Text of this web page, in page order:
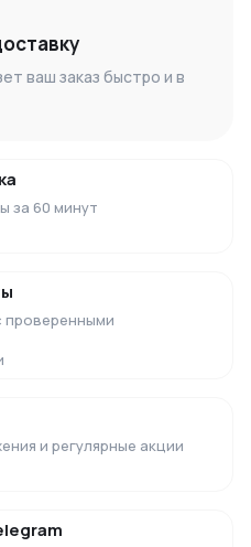
ваш заказ быстро и в
за 60 минут
проверенными
и регулярные акции